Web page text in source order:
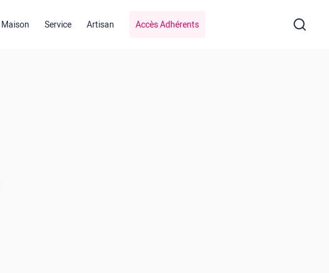
Maison Service Artisan Accès Adhérents